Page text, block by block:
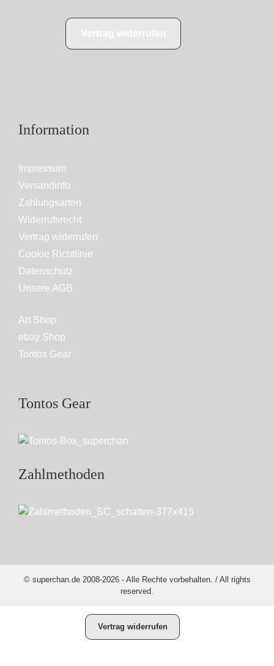
Information
Impressum
Versandinfo
Zahlungsarten
Widerrufsrecht
Vertrag widerrufen
Cookie Richtlinie
Datenschutz
Unsere AGB
Art Shop
ebay Shop
Tontos Gear
Tontos Gear
Zahlmethoden
© superchan.de 2008-2026 - Alle Rechte vorbehalten. / All rights
reserved.
Vertrag widerrufen